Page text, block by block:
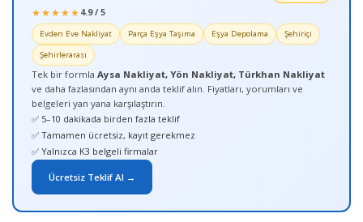
★★★★★ 4.9 / 5
Evden Eve Nakliyat Parça Eşya Taşıma Eşya Depolama
Şehiriçi
Şehirlerarası
Tek bir formla Aysa Nakliyat, Yön Nakliyat, Türkhan Nakliyat
ve daha fazlasından aynı anda teklif alın. Fiyatları, yorumları ve
belgeleri yan yana karşılaştırın.
✅ 5–10 dakikada birden fazla teklif
✅ Tamamen ücretsiz, kayıt gerekmez
✅ Yalnızca K3 belgeli firmalar
Ücretsiz Teklif Al →